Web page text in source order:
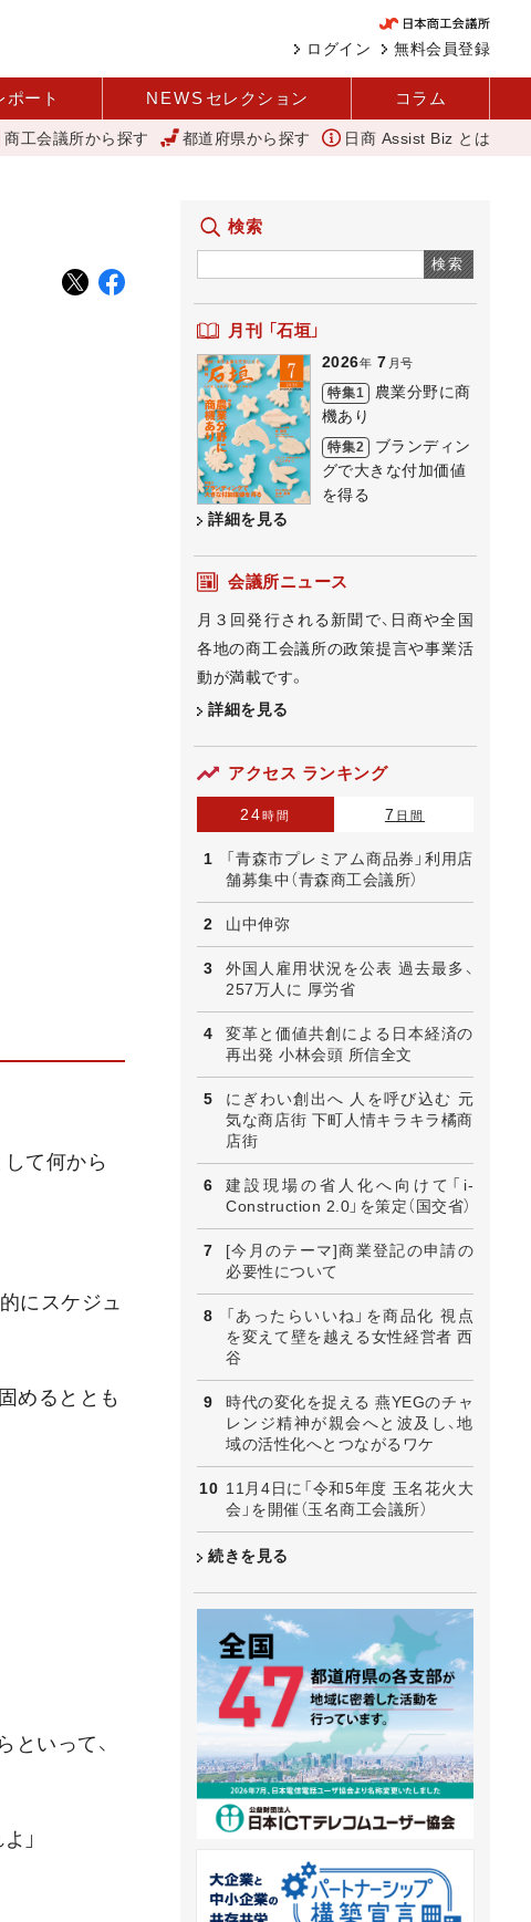
無料会員登録
ログイン
ポート NEWS セレクション コラム
変革と価値共創による日本経済の再出発 小林会頭 所信全文 にぎわ
商工会議所から探す 都道府県から探す 日商 Assist Biz とは
て何から
にスケジュ
めるととも
といって、
」
検索
検索
月刊 「石垣」
2026年 7 月号
特集1
農業分野に商
機あり
特集2
ブランディン
グで大きな付加価値
を得る
詳細を見る
会議所ニュース
月３回発行される新聞で、日商や全国
各地の商工会議所の政策提言や事業活
動が満載です。
詳細を見る
アクセス ランキング
24時間 7 日間
「青森市プレミアム商品券」利用店
舗募集中（青森商工会議所）
山中伸弥
外国人雇用状況を公表 過去最多、
257万人に 厚労省
変革と価値共創による日本経済の
再出発 小林会頭 所信全文
にぎわい創出へ 人を呼び込む 元
気な商店街 下町人情キラキラ橘商
店街
建設現場の省人化へ向けて「i-
Construction 2.0」を策定（国交省）
[今月のテーマ]商業登記の申請の
必要性について
「あったらいいね」を商品化 視点
を変えて壁を越える女性経営者 西
谷
時代の変化を捉える 燕YEGのチャ
レンジ精神が親会へと波及し、地
域の活性化へとつながるワケ
11月4日に「令和5年度 玉名花火大
会」を開催（玉名商工会議所）
続きを見る